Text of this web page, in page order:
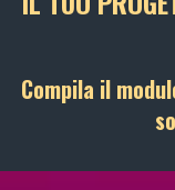
Compila il